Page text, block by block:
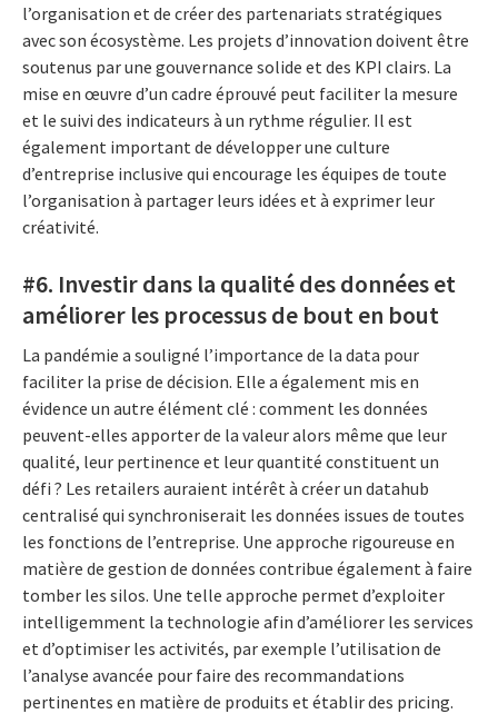
l’organisation et de créer des partenariats stratégiques
avec son écosystème. Les projets d’innovation doivent être
soutenus par une gouvernance solide et des KPI clairs. La
mise en œuvre d’un cadre éprouvé peut faciliter la mesure
et le suivi des indicateurs à un rythme régulier. Il est
également important de développer une culture
d’entreprise inclusive qui encourage les équipes de toute
l’organisation à partager leurs idées et à exprimer leur
créativité.
#6. Investir dans la qualité des données et
améliorer les processus de bout en bout
La pandémie a souligné l’importance de la data pour
faciliter la prise de décision. Elle a également mis en
évidence un autre élément clé : comment les données
peuvent-elles apporter de la valeur alors même que leur
qualité, leur pertinence et leur quantité constituent un
défi ? Les retailers auraient intérêt à créer un datahub
centralisé qui synchroniserait les données issues de toutes
les fonctions de l’entreprise. Une approche rigoureuse en
matière de gestion de données contribue également à faire
tomber les silos. Une telle approche permet d’exploiter
intelligemment la technologie afin d’améliorer les services
et d’optimiser les activités, par exemple l’utilisation de
l’analyse avancée pour faire des recommandations
pertinentes en matière de produits et établir des pricing.